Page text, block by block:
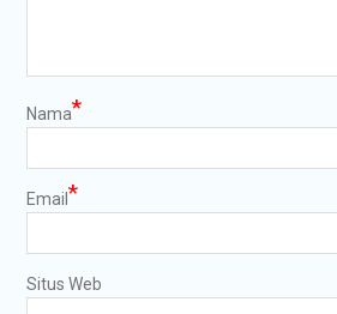
Nama*
Email *
Situs Web